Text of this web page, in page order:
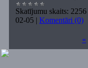
Skatījumu skaits: 2256
02-05 | Komentāri (0)
«